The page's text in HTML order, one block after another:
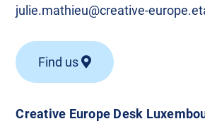
Creative Europe Desk
julie.mathieu@creative-
Find us